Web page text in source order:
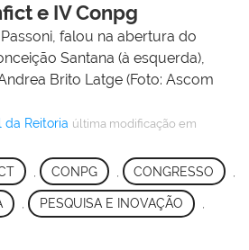
e IV Conpg
falou na abertura do
Santana (à esquerda),
Brito Latge (Foto: Ascom
da Reitoria última modificação em
CONPG CONGRESSO
, PESQUISA E INOVAÇÃO ,